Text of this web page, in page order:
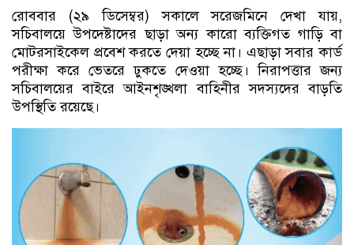
রোববার (২৯ ডিসেম্বর) সকালে সরেজমিনে দেখা যায়,
সচিবালয়ে উপদেষ্টাদের ছাড়া অন্য কারো ব্যক্তিগত গাড়ি বা
মোটরসাইকেল প্রবেশ করতে দেয়া হচ্ছে না। এছাড়া সবার কার্ড
পরীক্ষা করে ভেতরে ঢুকতে দেওয়া হচ্ছে। নিরাপত্তার জন্য
সচিবালয়ের বাইরে আইনশৃঙ্খলা বাহিনীর সদস্যদের বাড়তি
উপস্থিতি রয়েছে।